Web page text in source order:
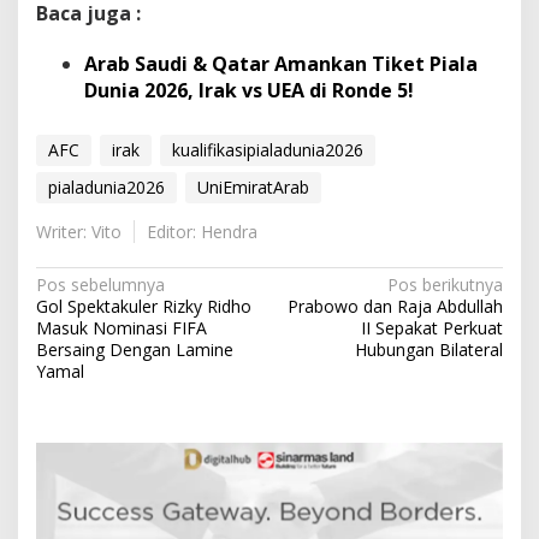
Baca juga :
Arab Saudi & Qatar Amankan Tiket Piala
Dunia 2026, Irak vs UEA di Ronde 5!
AFC irak
kualifikasipialadunia2026
pialadunia2026
UniEmiratArab
Writer: Vito
Editor: Hendra
N
a
v
Pos sebelumnya
Gol Spektakuler Rizky Ridho
Masuk Nominasi FIFA
Bersaing Dengan Lamine
Yamal
Pos berikutnya
Prabowo dan Raja Abdullah
II Sepakat Perkuat
Hubungan Bilateral